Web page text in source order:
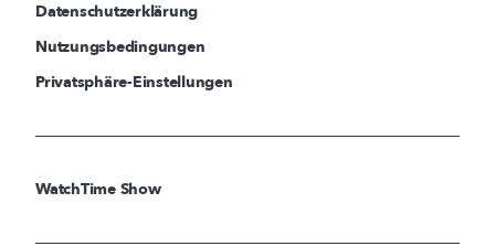
Datenschutzerklärung
Nutzungsbedingungen
Privatsphäre-Einstellungen
WatchTime Show